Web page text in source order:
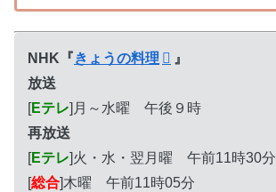
NHK『きょうの料理
』
放送
[Eテレ]月～水曜 午後９時
再放送
[Eテレ]火・水・翌月曜 午前11時30分
[総合]木曜 午前11時05分